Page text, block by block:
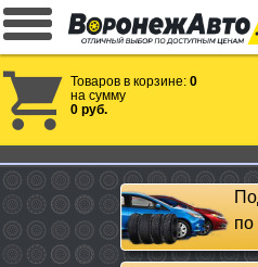
Товаров в корзине: 0
на сумму
0 руб.
по